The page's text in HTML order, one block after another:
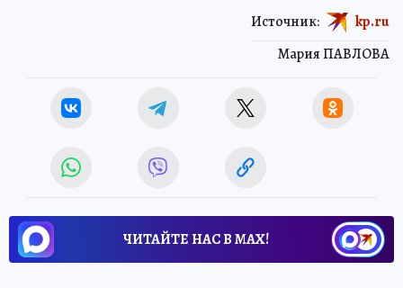
Мария ПАВЛОВА
Источник: kp.ru
ЧИТАЙТЕ НАС В МАХ!